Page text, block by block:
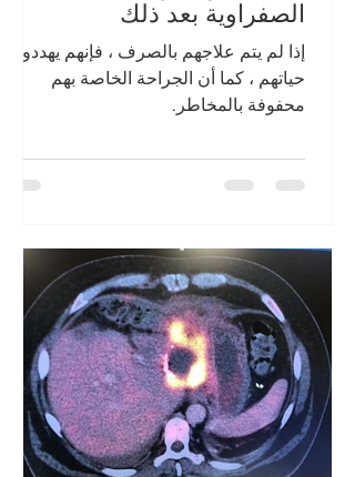
الصفراوية بعد ذلك
إذا لم يتم علاجهم بالصرف ، فإنهم يهددون
حياتهم ، كما أن الجراحة الخاصة بهم
محفوفة بالمخاطر.